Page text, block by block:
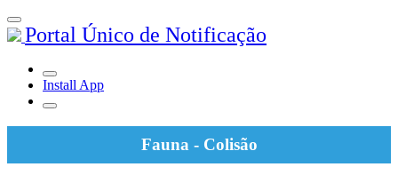
Portal Único de Notificação
Install App
Fauna - Colisão